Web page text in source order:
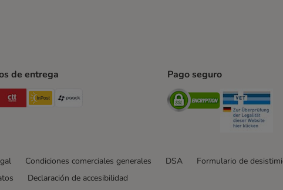
Method
de entrega
GLS Shipping Method
CTTExpress Shipping Method
InPost Shipping Method
Pago seguro
Security
Condiciones comerciales generales DSA Formulario de
Declaración de accesibilidad